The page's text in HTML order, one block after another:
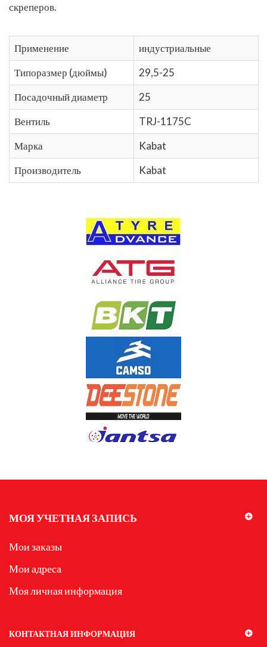
скреперов.
Применение
индустриальные
Типоразмер (дюймы)
29,5-25
Посадочный диаметр
25
Вентиль
TRJ-1175C
Марка
Kabat
Производитель
Kabat
МОЯ УЧЕТНАЯ ЗАПИСЬ
Мои заказы
Мои адреса
Моя личная информация
КОНТАКТНАЯ ИНФОРМАЦИЯ